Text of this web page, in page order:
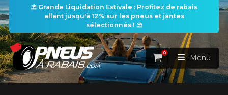
⛱️ Grande Liquidation Estivale : Profitez de rabais
allant jusqu'à 12% sur les pneus et jantes
sélectionnés ! ⛱️
Panier
0
Menu